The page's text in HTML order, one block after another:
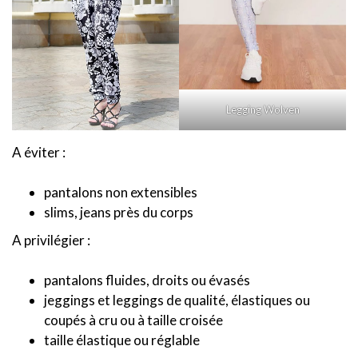
Legging Wolven
A éviter :
pantalons non extensibles
slims, jeans près du corps
A privilégier :
pantalons fluides, droits ou évasés
jeggings et leggings de qualité, élastiques ou
coupés à cru ou à taille croisée
taille élastique ou réglable